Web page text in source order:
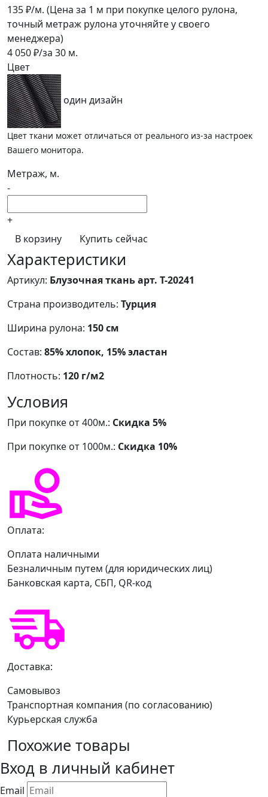
135₽/м. (Цена за 1 м при покупке целого рулона,
точный метраж рулона уточняйте у своего
менеджера)
4 050₽/за 30 м.
Цвет
один дизайн
Цвет ткани может отличаться от реального из-за настроек
Вашего монитора.
Метраж, м.
-
+
В корзину
Купить сейчас
Характеристики
Артикул: Блузочная ткань арт. Т-20241
Страна производитель: Турция
Ширина рулона: 150 см
Состав: 85% хлопок, 15% эластан
Плотность: 120 г/м2
Условия
При покупке от 400м.: Скидка 5%
При покупке от 1000м.: Скидка 10%
Оплата:
Оплата наличными
Безналичным путем (для юридических лиц)
Банковская карта, СБП, QR-код
Доставка:
Самовывоз
Транспортная компания (по согласованию)
Курьерская служба
Похожие товары
Вход в личный кабинет
Email